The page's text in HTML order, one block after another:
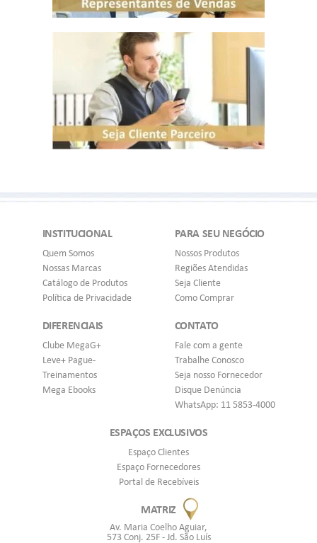
INSTITUCIONAL
Quem Somos
Nossas Marcas
Catálogo de Produtos
Política de Privacidade
PARA SEU NEGÓCIO
Nossos Produtos
Regiões Atendidas
Seja Cliente
Como Comprar
DIFERENCIAIS
Clube MegaG+
Leve+ Pague-
Treinamentos
Mega Ebooks
CONTATO
Fale com a gente
Trabalhe Conosco
Seja nosso Fornecedor
Disque Denúncia
WhatsApp: 11 5853-4000
ESPAÇOS EXCLUSIVOS
Espaço Clientes
Espaço Fornecedores
Portal de Recebíveis
MATRIZ
Av. Maria Coelho Aguiar,
573 Conj. 25F - Jd. São Luís